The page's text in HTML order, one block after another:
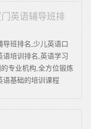
英语辅导班排
导班排名,少儿英语口
语培训排名,英语学习
专业机构,全方位锻炼
语基础的培训课程